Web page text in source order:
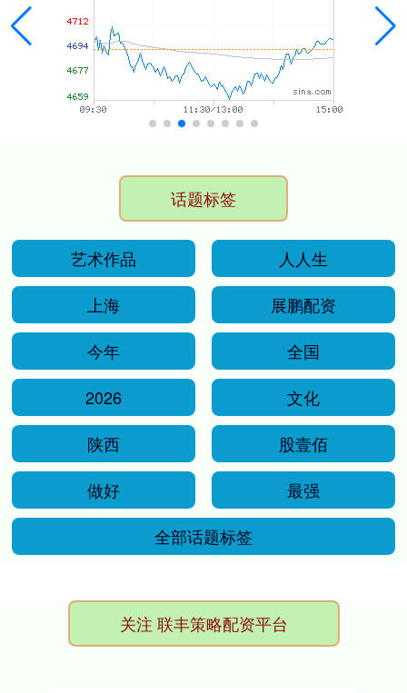
话题标签
艺术作品
人人生
上海
展鹏配资
今年
全国
2026
文化
陕西
股壹佰
做好
最强
全部话题标签
关注 联丰策略配资平台